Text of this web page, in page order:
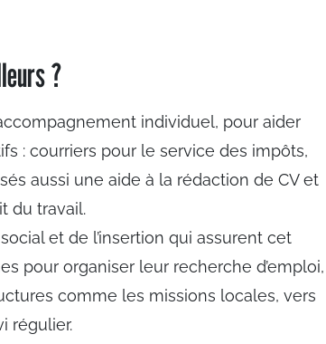
?
individuel, pour aider
: courriers pour le service des impôts,
aussi une aide à la rédaction de CV et
du travail.
et de l’insertion qui assurent cet
pour organiser leur recherche d’emploi,
comme les missions locales, vers
régulier.